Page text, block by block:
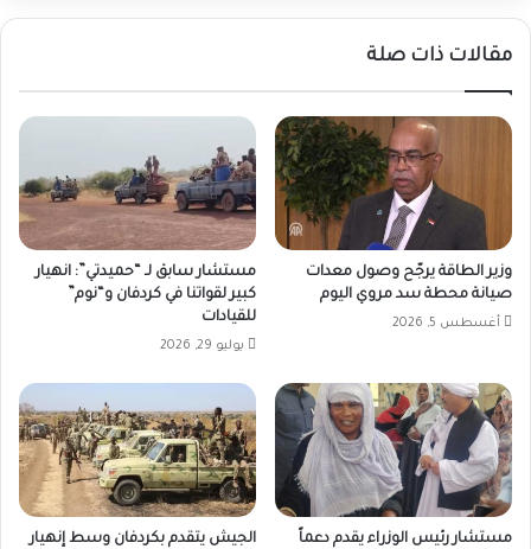
مقالات ذات صلة
وزير الطاقة يرجّح وصول معدات
صيانة محطة سد مروي اليوم
أغسطس 5, 2026
مستشار سابق لـ “حميدتي”: انهيار
كبير لقواتنا في كردفان و“نوم”
للقيادات
يوليو 29, 2026
مستشار رئيس الوزراء يقدم دعماً
الجيش يتقدم بكردفان وسط إنهيار